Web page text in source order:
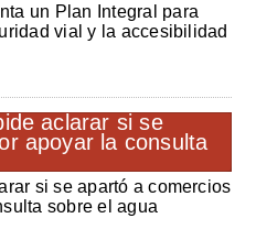
un Plan Integral para
vial y la accesibilidad
si se apartó a comercios
sobre el agua